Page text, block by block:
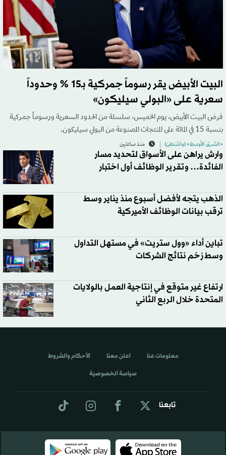
البيت الأبيض يقر رسوماً جمركية بـ15 % وحدوداً
سعرية على «البولي سيليكون»
فرض البيت الأبيض، يوم الخميس، سلسلة من الحدود السعرية ورسوماً جمركية
بنسبة 15 في المائة على المنتجات المصنوعة من البولي سيليكون.
«الشرق الأوسط» (واشنطن) منذ ساعتين
وارش يراهن على الأسواق لتحديد مسار
الفائدة… وتقرير الوظائف أول اختبار
الذهب يتجه لأفضل أسبوع منذ يناير وسط
ترقب بيانات الوظائف الأميركية
تباين أداء «وول ستريت» في مستهل التداول
وسط زخم نتائج الشركات
ارتفاع غير متوقع في إنتاجية العمل بالولايات
المتحدة خلال الربع الثاني
تابعنا
معلومات عنا اعلن معنا الأحكام والشروط
سياسة الخصوصية